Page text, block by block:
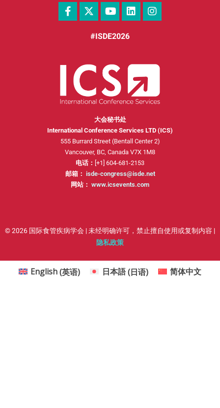
#ISDE2026
大会秘书处
International Conference Services LTD (ICS)
555 Burrard Street (Bentall Center 2)
Vancouver, BC, Canada V7X 1M8
电话： [+1] 604-681-2153
邮箱： isde-congress@isde.net
网站： www.icsevents.com
© 2026 国际食管疾病学会 | 未经明确许可，禁止擅自使用或复制内容 |
隐私政策
English(英语) 日本語(日语) 简体中文